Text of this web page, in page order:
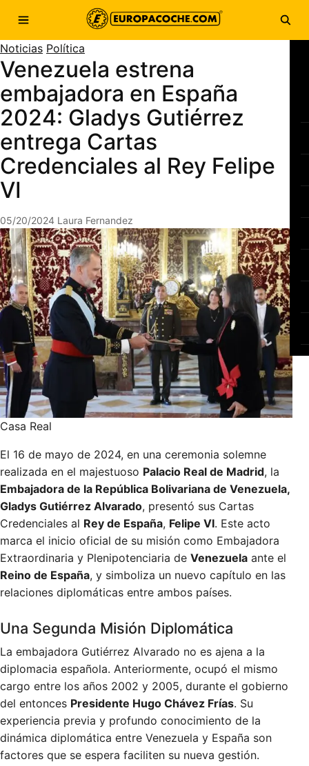
Saltar al contenido
Abrir menú
Noticias Política
Venezuela estrena
embajadora en España
2024: Gladys Gutiérrez
entrega Cartas
Credenciales al Rey Felipe
VI
05/20/2024 Laura Fernandez
Casa Real
El 16 de mayo de 2024, en una ceremonia solemne
realizada en el majestuoso Palacio Real de Madrid, la
Embajadora de la República Bolivariana de Venezuela,
Gladys Gutiérrez Alvarado, presentó sus Cartas
Credenciales al Rey de España, Felipe VI. Este acto
marca el inicio oficial de su misión como Embajadora
Extraordinaria y Plenipotenciaria de Venezuela ante el
Reino de España, y simboliza un nuevo capítulo en las
relaciones diplomáticas entre ambos países.
Una Segunda Misión Diplomática
La embajadora Gutiérrez Alvarado no es ajena a la
diplomacia española. Anteriormente, ocupó el mismo
cargo entre los años 2002 y 2005, durante el gobierno
del entonces Presidente Hugo Chávez Frías. Su
experiencia previa y profundo conocimiento de la
dinámica diplomática entre Venezuela y España son
factores que se espera faciliten su nueva gestión.